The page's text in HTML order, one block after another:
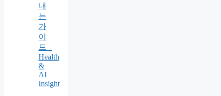
내
는
가
이
드 –
Health
&
AI
Insight